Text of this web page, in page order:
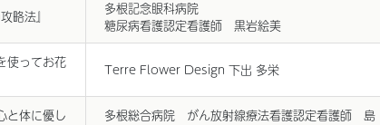
略法』
多根記念眼科病院
糖尿病看護認定看護師 黒岩絵美
使ってお花
Terre Flower Design 下出 多栄
と体に優し
多根総合病院 がん放射線療法看護認定看護師 島